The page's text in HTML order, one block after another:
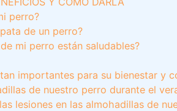
perro?
de un perro?
mi perro están saludables?
importantes para su bienestar y
de nuestro perro durante el
lesiones en las almohadillas de